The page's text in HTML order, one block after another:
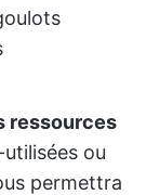
ressources
ou
permettra